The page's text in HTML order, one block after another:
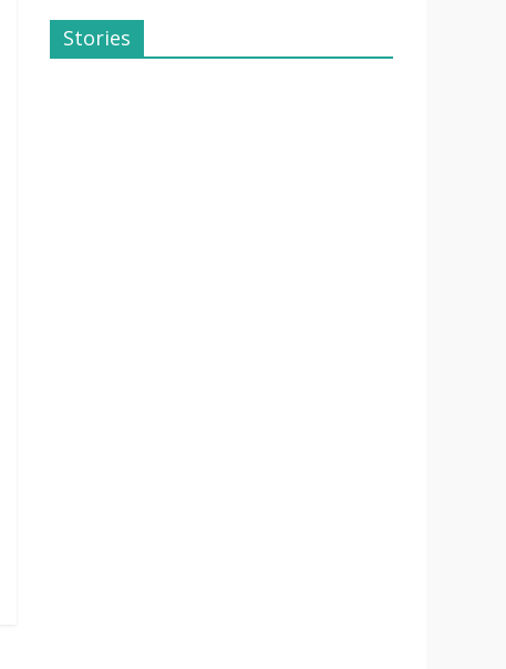
Stories
Dicas de
Filmes Para o
Família